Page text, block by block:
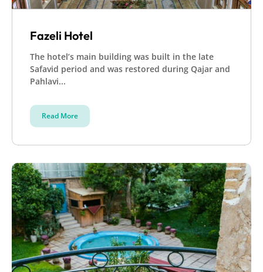
Fazeli Hotel
The hotel’s main building was built in the late
Safavid period and was restored during Qajar and
Pahlavi...
Read More